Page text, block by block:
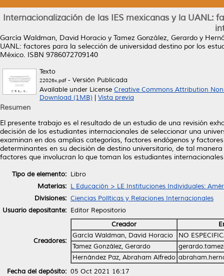
Internacionalización de las IES mexicanas y la UANL:
García Waldman, David Horacio y Tamez González, Gerardo y
UANL: factores para la selección de universidad destino por los
México. ISBN 9786072709140
Texto
22026x.pdf- Versión Publicada
Available under License Creative Commons Attribution
Download (1MB)
Vista previa
Resumen
El presente trabajo es el resultado de un estudio de una revisión
decisión de los estudiantes internacionales de seleccionar una
examinan en dos amplias categorías, factores endógenos y
determinantes en su decisión de destino universitario, de tal
factores que involucran lo que toman los estudiantes
Tipo de elemento: Libro
Materias: L Educación > LE Instituciones Individuales:
Divisiones: Ciencias Políticas y Relaciones Internacionales
Usuario depositante: Editor Repositorio
Creadores:
Creador
García Waldman, David Horacio
NO
Tamez González, Gerardo
Hernández Paz, Abraham Alfredo
Fecha del depósito: 05 Oct 2021 16:17